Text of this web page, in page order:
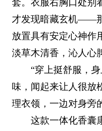
套。衣服右胸口处别
才发现暗藏玄机——
放置具有安定心神作
淡草木清香，沁人心
“穿上挺舒服，
味，闻起来让人很放
理衣领，一边对身旁
这款一体化香囊